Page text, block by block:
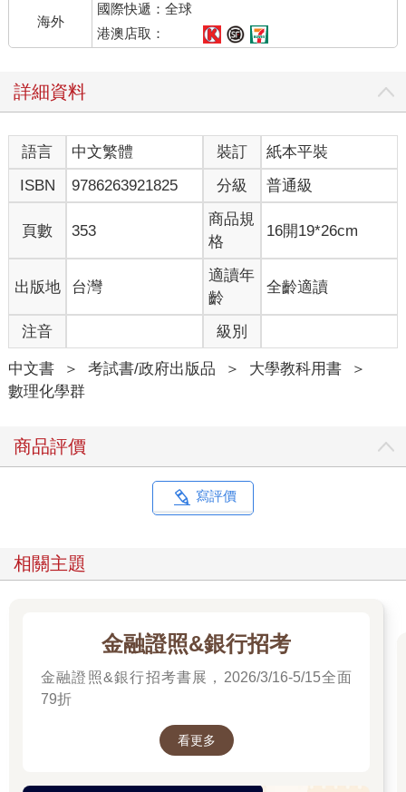
海外
國際快遞：全球
港澳店取：
詳細資料
語言 中文繁體 裝訂
紙本平裝
ISBN
9786263921825 分級 普通級
頁數 353
商品規
格
16開19*26cm
出版地 台灣
適讀年
齡
全齡適讀
注音 級別
中文書 ＞ 考試書/政府出版品 ＞ 大學教科用書
＞
數理化學群
商品評價
寫評價
相關主題
金融證照&銀行招考
金融證照&銀行招考書展，2026/3/16-5/15全面
79折
看更多